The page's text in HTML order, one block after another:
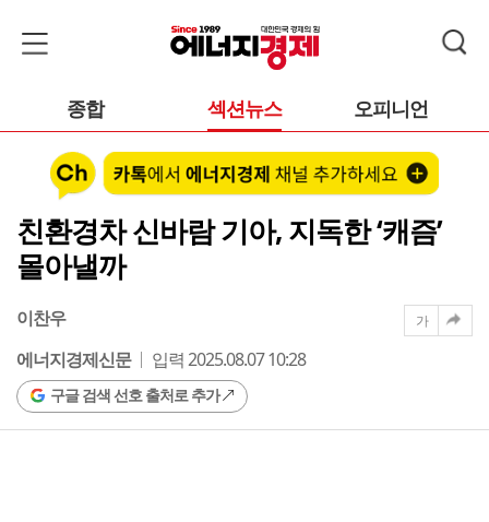
종합 섹션뉴스 오피니언
친환경차 신바람 기아, 지독한 ‘캐즘’
몰아낼까
이찬우
에너지경제신문
입력 2025.08.07 10:28
구글 검색 선호 출처로 추가
가